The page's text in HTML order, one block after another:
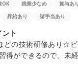
OK 残業少なめ 賞与あり
昇給あり 諸手当あり
ント
どの技術研修あり☆
得ができるので、未